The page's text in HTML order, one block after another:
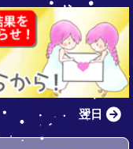
翌日